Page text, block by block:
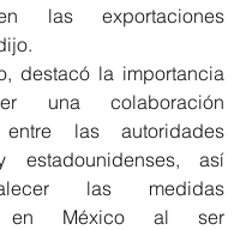
las exportaciones
destacó la importancia
una colaboración
entre las autoridades
estadounidenses, así
las medidas
en México al ser